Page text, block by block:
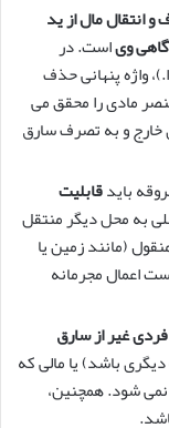
انتقال مال از ید
ویاست. در
جدید سرقت (ماده 267 ق.م.ا.)، واژه پنهانی حذف
مادی را محقق می
و به تصرف سارق
بایدقابلیت
به محل دیگر منتقل
(مانند زمین یا
اعمال مجرمانه
غیر از سارق
باشد) یا مالی که
شود. همچنین،